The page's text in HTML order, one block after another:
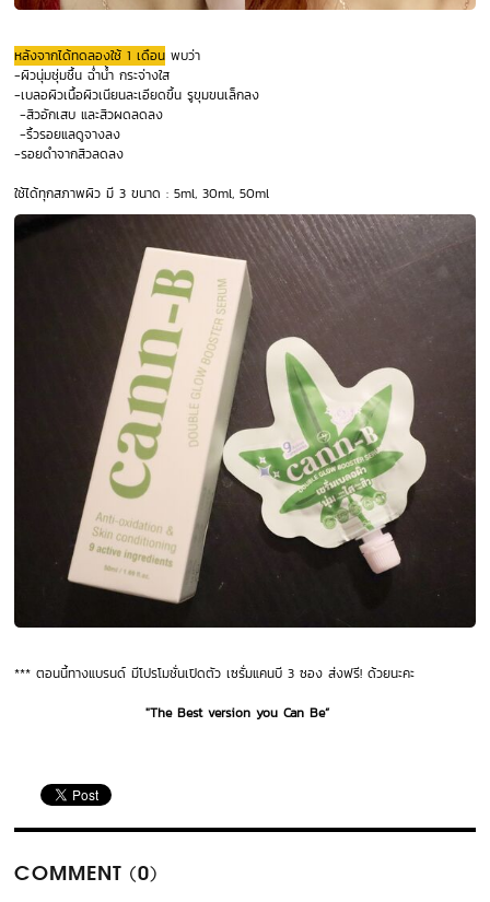
หลังจากได้ทดลองใช้ 1 เดือน พบว่า
-ผิวนุ่มชุ่มชื้น ฉ่ำน้ำ กระจ่างใส
-เบลอผิวเนื้อผิวเนียนละเอียดขึ้น รูขุมขนเล็กลง
-สิวอักเสบ และสิวผดลดลง
-ริ้วรอยแลดูจางลง
-รอยดำจากสิวลดลง
ใช้ได้ทุกสภาพผิว มี 3 ขนาด : 5ml, 30ml, 50ml
*** ตอนนี้ทางแบรนด์ มีโปรโมชั่นเปิดตัว เซรั่มแคนบี 3 ซอง ส่งฟรี! ด้วยนะคะ
"The Best version you Can Be”
COMMENT (0)